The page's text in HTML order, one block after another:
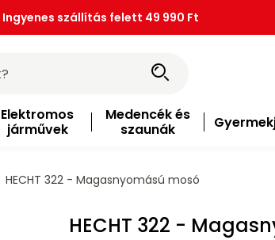
Ingyenes szállítás felett 49 990 Ft
Elektromos
járművek
Medencék és
szaunák
HECHT 322 - Magasnyomású mosó
HECHT 322 -